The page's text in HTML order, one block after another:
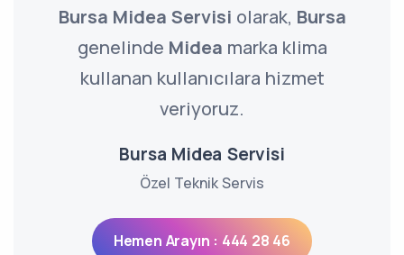
Bursa Midea Servisi olarak, Bursa
genelinde Midea marka klima
kullanan kullanıcılara hizmet
veriyoruz.
Bursa Midea Servisi
Özel Teknik Servis
Hemen Arayın : 444 28 46